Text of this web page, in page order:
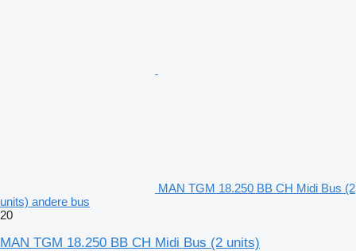
MAN TGM 18.250 BB CH Midi Bus (2
units) andere bus
20
MAN TGM 18.250 BB CH Midi Bus (2 units)